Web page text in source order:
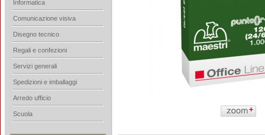
Informatica
Comunicazione visiva
Disegno tecnico
Regali e confezioni
Servizi generali
Spedizioni e imballaggi
Arredo ufficio
Scuola